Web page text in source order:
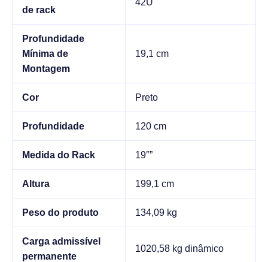
de rack
Profundidade
Mínima de
Montagem
19,1 cm
Cor Preto
Profundidade 120 cm
Medida do Rack 19″”
Altura 199,1 cm
Peso do produto 134,09 kg
Carga admissível
permanente
1020,58 kg dinâmico